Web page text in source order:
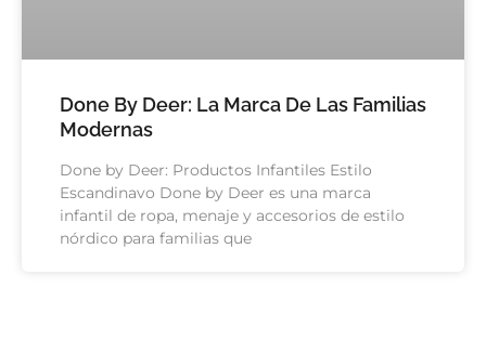
Done By Deer: La Marca De Las Familias
Modernas
Done by Deer: Productos Infantiles Estilo
Escandinavo Done by Deer es una marca
infantil de ropa, menaje y accesorios de estilo
nórdico para familias que